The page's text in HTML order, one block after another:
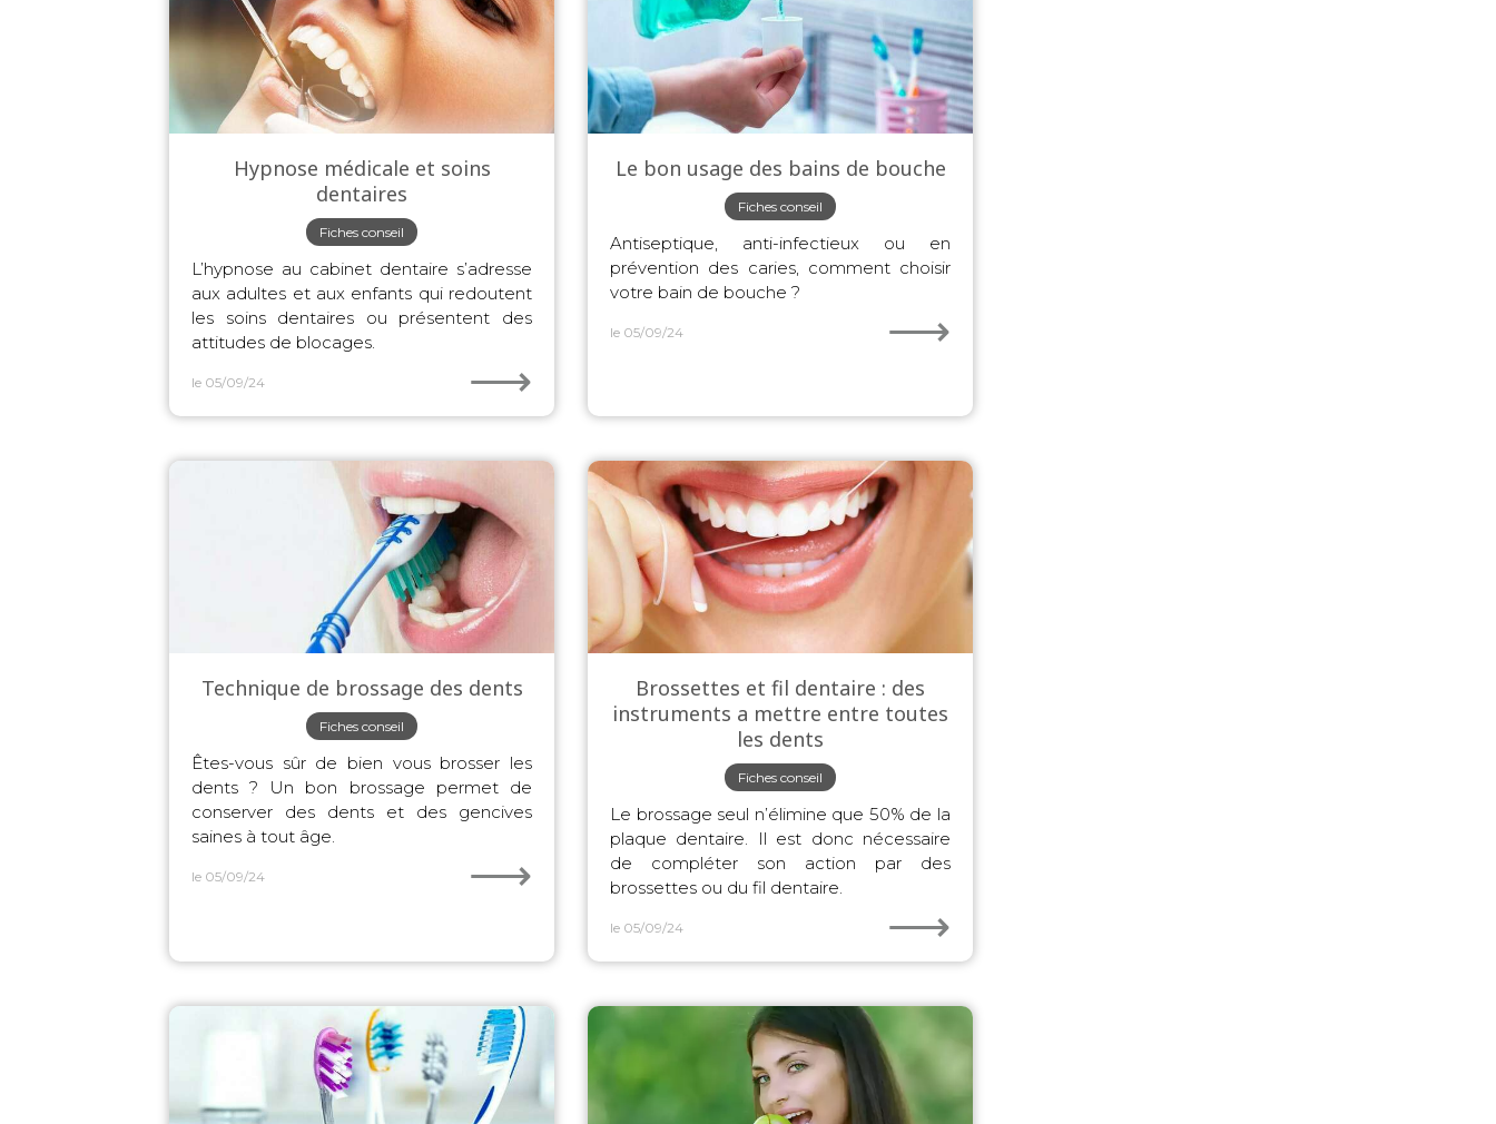
Hypnose médicale et soins
dentaires
Fiches conseil
L’hypnose au cabinet dentaire s’adresse
aux adultes et aux enfants qui redoutent
les soins dentaires ou présentent des
attitudes de blocages.
le 05/09/24 ⟶
Le bon usage des bains de bouche
Fiches conseil
Antiseptique, anti-infectieux ou en
prévention des caries, comment choisir
votre bain de bouche ?
le 05/09/24 ⟶
Technique de brossage des dents
Fiches conseil
Êtes-vous sûr de bien vous brosser les
dents ? Un bon brossage permet de
conserver des dents et des gencives
saines à tout âge.
le 05/09/24 ⟶
Brossettes et fil dentaire : des
instruments a mettre entre toutes
les dents
Fiches conseil
Le brossage seul n’élimine que 50% de la
plaque dentaire. Il est donc nécessaire
de compléter son action par des
brossettes ou du fil dentaire.
le 05/09/24 ⟶